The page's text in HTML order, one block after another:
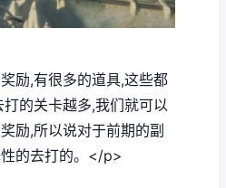
励,有很多的道具,这些都
的关卡越多,我们就可以
励,所以说对于前期的副
的去打的。</p>